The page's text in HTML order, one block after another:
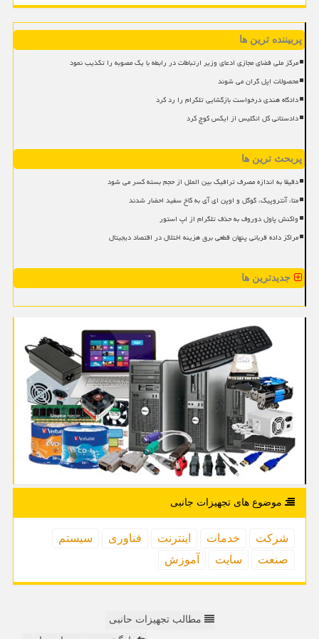
پربیننده ترین ها
مرکز ملی فضای مجازی ادعای وزیر ارتباطات در رابطه با یک مصوبه را تکذیب نمود
محصولات اپل گران می شوند
دادگاه هندی درخواست بازگشایی تلگرام را رد کرد
دادستانی کل انگلیس از ایکس کوچ کرد
پربحث ترین ها
دقیقا به اندازه مصرف ترافیک بین الملل از حجم بسته کسر می شود
متا، آنتروپیک، گوگل و اوپن ای آی به کاخ سفید احضار شدند
واکنش پاول دوروف به حذف تلگرام از اپ استور
مراکز داده قربانی پنهان قطعی برق هزینه اختلال در اقتصاد دیجیتال
جدیدترین ها
موضوع های تجهیزات جانبی
شركت خدمات اینترنت فناوری
سیستم
صنعت
سایت آموزش
مطالب تجهیزات حانبی